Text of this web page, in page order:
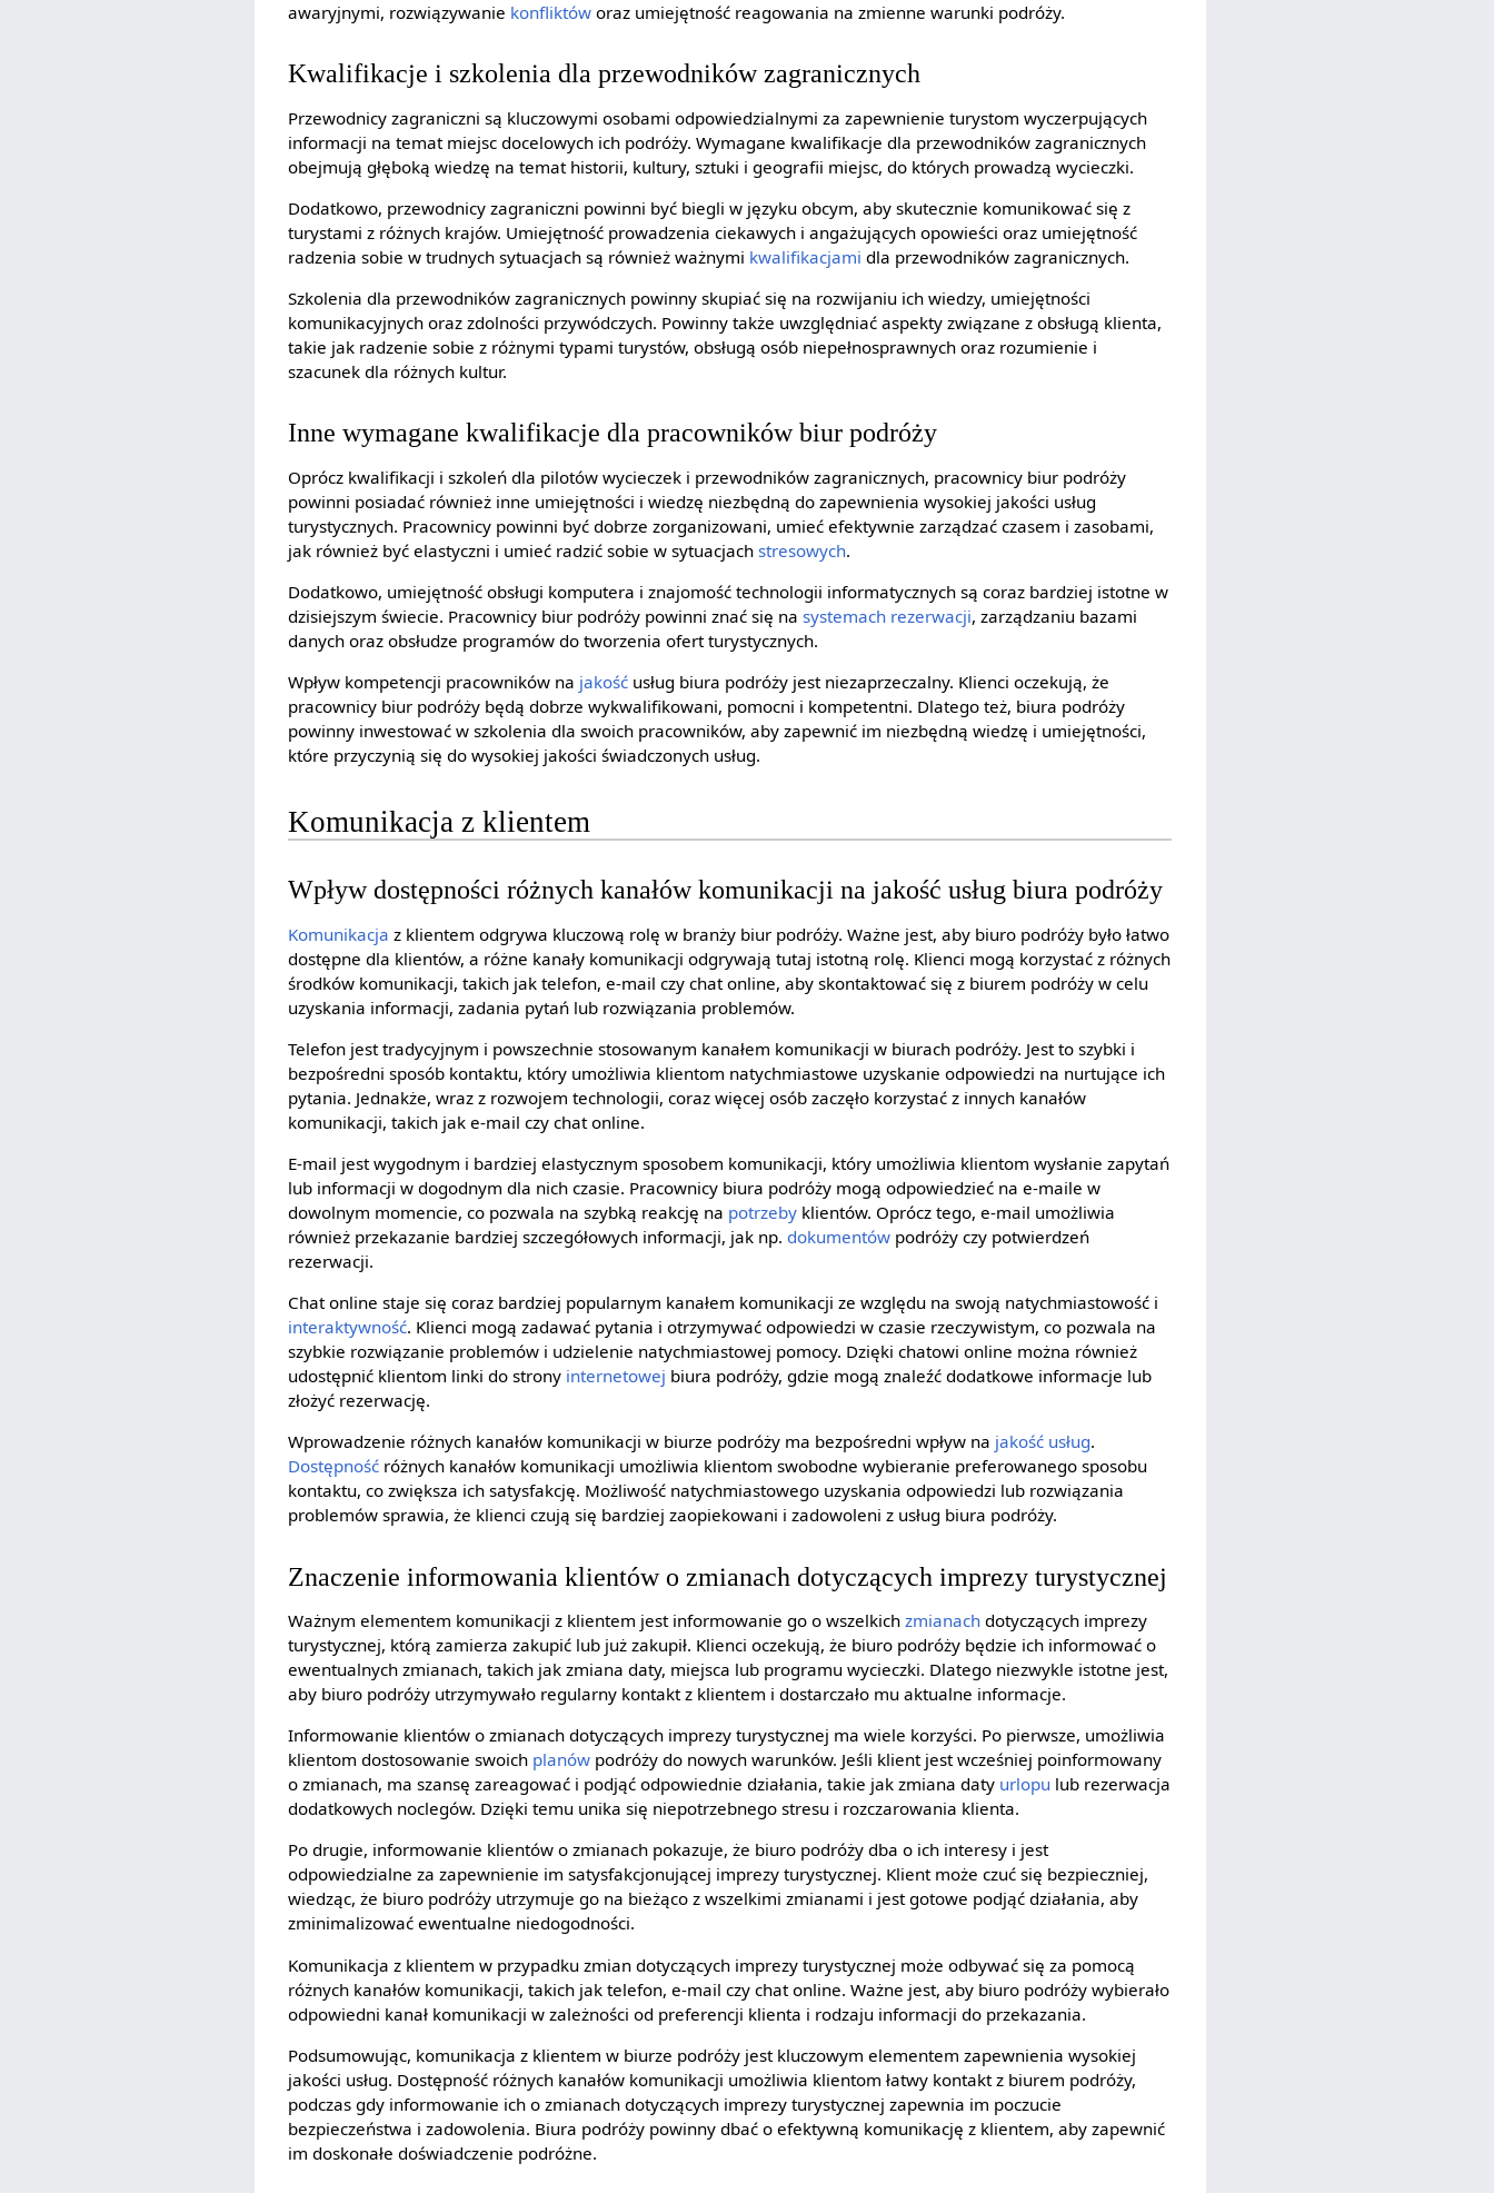
awaryjnymi, rozwiązywanie konfliktów oraz umiejętność reagowania na zmienne warunki podróży.
Kwalifikacje i szkolenia dla przewodników zagranicznych
Przewodnicy zagraniczni są kluczowymi osobami odpowiedzialnymi za zapewnienie turystom wyczerpujących
informacji na temat miejsc docelowych ich podróży. Wymagane kwalifikacje dla przewodników zagranicznych
obejmują głęboką wiedzę na temat historii, kultury, sztuki i geografii miejsc, do których prowadzą wycieczki.
Dodatkowo, przewodnicy zagraniczni powinni być biegli w języku obcym, aby skutecznie komunikować się z
turystami z różnych krajów. Umiejętność prowadzenia ciekawych i angażujących opowieści oraz umiejętność
radzenia sobie w trudnych sytuacjach są również ważnymi kwalifikacjami dla przewodników zagranicznych.
Szkolenia dla przewodników zagranicznych powinny skupiać się na rozwijaniu ich wiedzy, umiejętności
komunikacyjnych oraz zdolności przywódczych. Powinny także uwzględniać aspekty związane z obsługą klienta,
takie jak radzenie sobie z różnymi typami turystów, obsługą osób niepełnosprawnych oraz rozumienie i
szacunek dla różnych kultur.
Inne wymagane kwalifikacje dla pracowników biur podróży
Oprócz kwalifikacji i szkoleń dla pilotów wycieczek i przewodników zagranicznych, pracownicy biur podróży
powinni posiadać również inne umiejętności i wiedzę niezbędną do zapewnienia wysokiej jakości usług
turystycznych. Pracownicy powinni być dobrze zorganizowani, umieć efektywnie zarządzać czasem i zasobami,
jak również być elastyczni i umieć radzić sobie w sytuacjachstresowych.
Dodatkowo, umiejętność obsługi komputera i znajomość technologii informatycznych są coraz bardziej istotne w
dzisiejszym świecie. Pracownicy biur podróży powinni znać się nasystemach rezerwacji, zarządzaniu bazami
danych oraz obsłudze programów do tworzenia ofert turystycznych.
Wpływ kompetencji pracowników na jakość usług biura podróży jest niezaprzeczalny. Klienci oczekują, że
pracownicy biur podróży będą dobrze wykwalifikowani, pomocni i kompetentni. Dlatego też, biura podróży
powinny inwestować w szkolenia dla swoich pracowników, aby zapewnić im niezbędną wiedzę i umiejętności,
które przyczynią się do wysokiej jakości świadczonych usług.
Komunikacja z klientem
Wpływ dostępności różnych kanałów komunikacji na jakość usług biura podróży
Komunikacja z klientem odgrywa kluczową rolę w branży biur podróży. Ważne jest, aby biuro podróży było łatwo
dostępne dla klientów, a różne kanały komunikacji odgrywają tutaj istotną rolę. Klienci mogą korzystać z różnych
środków komunikacji, takich jak telefon, e-mail czy chat online, aby skontaktować się z biurem podróży w celu
uzyskania informacji, zadania pytań lub rozwiązania problemów.
Telefon jest tradycyjnym i powszechnie stosowanym kanałem komunikacji w biurach podróży. Jest to szybki i
bezpośredni sposób kontaktu, który umożliwia klientom natychmiastowe uzyskanie odpowiedzi na nurtujące ich
pytania. Jednakże, wraz z rozwojem technologii, coraz więcej osób zaczęło korzystać z innych kanałów
komunikacji, takich jak e-mail czy chat online.
E-mail jest wygodnym i bardziej elastycznym sposobem komunikacji, który umożliwia klientom wysłanie zapytań
lub informacji w dogodnym dla nich czasie. Pracownicy biura podróży mogą odpowiedzieć na e-maile w
dowolnym momencie, co pozwala na szybką reakcję na potrzeby klientów. Oprócz tego, e-mail umożliwia
również przekazanie bardziej szczegółowych informacji, jak np. dokumentów podróży czy potwierdzeń
rezerwacji.
Chat online staje się coraz bardziej popularnym kanałem komunikacji ze względu na swoją natychmiastowość i
interaktywność. Klienci mogą zadawać pytania i otrzymywać odpowiedzi w czasie rzeczywistym, co pozwala na
szybkie rozwiązanie problemów i udzielenie natychmiastowej pomocy. Dzięki chatowi online można również
udostępnić klientom linki do strony internetowej biura podróży, gdzie mogą znaleźć dodatkowe informacje lub
złożyć rezerwację.
Wprowadzenie różnych kanałów komunikacji w biurze podróży ma bezpośredni wpływ na jakość usług.
Dostępność różnych kanałów komunikacji umożliwia klientom swobodne wybieranie preferowanego sposobu
kontaktu, co zwiększa ich satysfakcję. Możliwość natychmiastowego uzyskania odpowiedzi lub rozwiązania
problemów sprawia, że klienci czują się bardziej zaopiekowani i zadowoleni z usług biura podróży.
Znaczenie informowania klientów o zmianach dotyczących imprezy turystycznej
Ważnym elementem komunikacji z klientem jest informowanie go o wszelkichzmianach dotyczących imprezy
turystycznej, którą zamierza zakupić lub już zakupił. Klienci oczekują, że biuro podróży będzie ich informować o
ewentualnych zmianach, takich jak zmiana daty, miejsca lub programu wycieczki. Dlatego niezwykle istotne jest,
aby biuro podróży utrzymywało regularny kontakt z klientem i dostarczało mu aktualne informacje.
Informowanie klientów o zmianach dotyczących imprezy turystycznej ma wiele korzyści. Po pierwsze, umożliwia
klientom dostosowanie swoich planów podróży do nowych warunków. Jeśli klient jest wcześniej poinformowany
o zmianach, ma szansę zareagować i podjąć odpowiednie działania, takie jak zmiana daty urlopu lub rezerwacja
dodatkowych noclegów. Dzięki temu unika się niepotrzebnego stresu i rozczarowania klienta.
Po drugie, informowanie klientów o zmianach pokazuje, że biuro podróży dba o ich interesy i jest
odpowiedzialne za zapewnienie im satysfakcjonującej imprezy turystycznej. Klient może czuć się bezpieczniej,
wiedząc, że biuro podróży utrzymuje go na bieżąco z wszelkimi zmianami i jest gotowe podjąć działania, aby
zminimalizować ewentualne niedogodności.
Komunikacja z klientem w przypadku zmian dotyczących imprezy turystycznej może odbywać się za pomocą
różnych kanałów komunikacji, takich jak telefon, e-mail czy chat online. Ważne jest, aby biuro podróży wybierało
odpowiedni kanał komunikacji w zależności od preferencji klienta i rodzaju informacji do przekazania.
Podsumowując, komunikacja z klientem w biurze podróży jest kluczowym elementem zapewnienia wysokiej
jakości usług. Dostępność różnych kanałów komunikacji umożliwia klientom łatwy kontakt z biurem podróży,
podczas gdy informowanie ich o zmianach dotyczących imprezy turystycznej zapewnia im poczucie
bezpieczeństwa i zadowolenia. Biura podróży powinny dbać o efektywną komunikację z klientem, aby zapewnić
im doskonałe doświadczenie podróżne.